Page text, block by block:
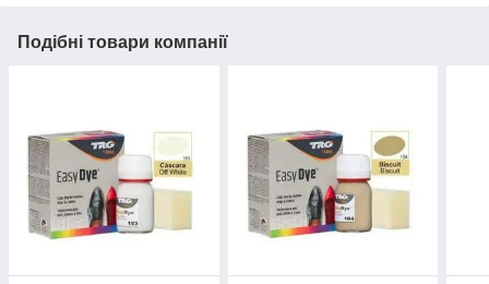
Подібні товари компанії